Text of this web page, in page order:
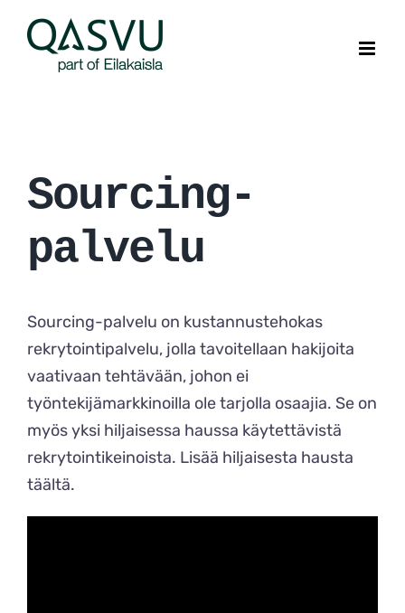
content
Sourcing-
palvelu
Sourcing-palvelu on kustannustehokas
rekrytointipalvelu, jolla tavoitellaan hakijoita
vaativaan tehtävään, johon ei
työntekijämarkkinoilla ole tarjolla osaajia. Se on
myös yksi hiljaisessa haussa käytettävistä
rekrytointikeinoista. Lisää hiljaisesta hausta
täältä.